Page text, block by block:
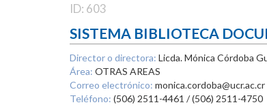
ID: 603
SISTEMA BIBLIOTECA
Director o directora: Licda. Mónica Córdoba
Área: OTRAS AREAS
Correo electrónico: monica.cordoba@ucr.ac.cr
Teléfono: (506) 2511-4461 / (506) 2511-4750